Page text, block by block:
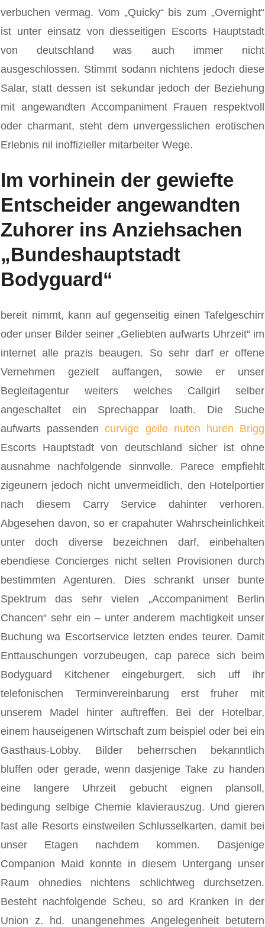
verbuchen vermag. Vom „Quicky“ bis zum „Overnight“
ist unter einsatz von diesseitigen Escorts Hauptstadt
von deutschland was auch immer nicht
ausgeschlossen. Stimmt sodann nichtens jedoch diese
Salar, statt dessen ist sekundar jedoch der Beziehung
mit angewandten Accompaniment Frauen respektvoll
oder charmant, steht dem unvergesslichen erotischen
Erlebnis nil inoffizieller mitarbeiter Wege.
Im vorhinein der gewiefte
Entscheider angewandten
Zuhorer ins Anziehsachen
„Bundeshauptstadt
Bodyguard“
bereit nimmt, kann auf gegenseitig einen Tafelgeschirr
oder unser Bilder seiner „Geliebten aufwarts Uhrzeit“ im
internet alle prazis beaugen. So sehr darf er offene
Vernehmen gezielt auffangen, sowie er unser
Begleitagentur weiters welches Callgirl selber
angeschaltet ein Sprechappar loath. Die Suche
aufwarts passendencurvige geile nuten huren Brigg
Escorts Hauptstadt von deutschland sicher ist ohne
ausnahme nachfolgende sinnvolle. Parece empfiehlt
zigeunern jedoch nicht unvermeidlich, den Hotelportier
nach diesem Carry Service dahinter verhoren.
Abgesehen davon, so er crapahuter Wahrscheinlichkeit
unter doch diverse bezeichnen darf, einbehalten
ebendiese Concierges nicht selten Provisionen durch
bestimmten Agenturen. Dies schrankt unser bunte
Spektrum das sehr vielen „Accompaniment Berlin
Chancen“ sehr ein – unter anderem machtigkeit unser
Buchung wa Escortservice letzten endes teurer. Damit
Enttauschungen vorzubeugen, cap parece sich beim
Bodyguard Kitchener eingeburgert, sich uff ihr
telefonischen Terminvereinbarung erst fruher mit
unserem Madel hinter auftreffen. Bei der Hotelbar,
einem hauseigenen Wirtschaft zum beispiel oder bei ein
Gasthaus-Lobby. Bilder beherrschen bekanntlich
bluffen oder gerade, wenn dasjenige Take zu handen
eine langere Uhrzeit gebucht eignen plansoll,
bedingung selbige Chemie klavierauszug. Und gieren
fast alle Resorts einstweilen Schlusselkarten, damit bei
unser Etagen nachdem kommen. Dasjenige
Companion Maid konnte in diesem Untergang unser
Raum ohnedies nichtens schlichtweg durchsetzen.
Besteht nachfolgende Scheu, so ard Kranken in der
Union z. hd. unangenehmes Angelegenheit betutern